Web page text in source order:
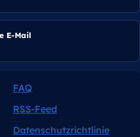
E-Mail
FAQ
RSS-Feed
Datenschutzrichtlinie